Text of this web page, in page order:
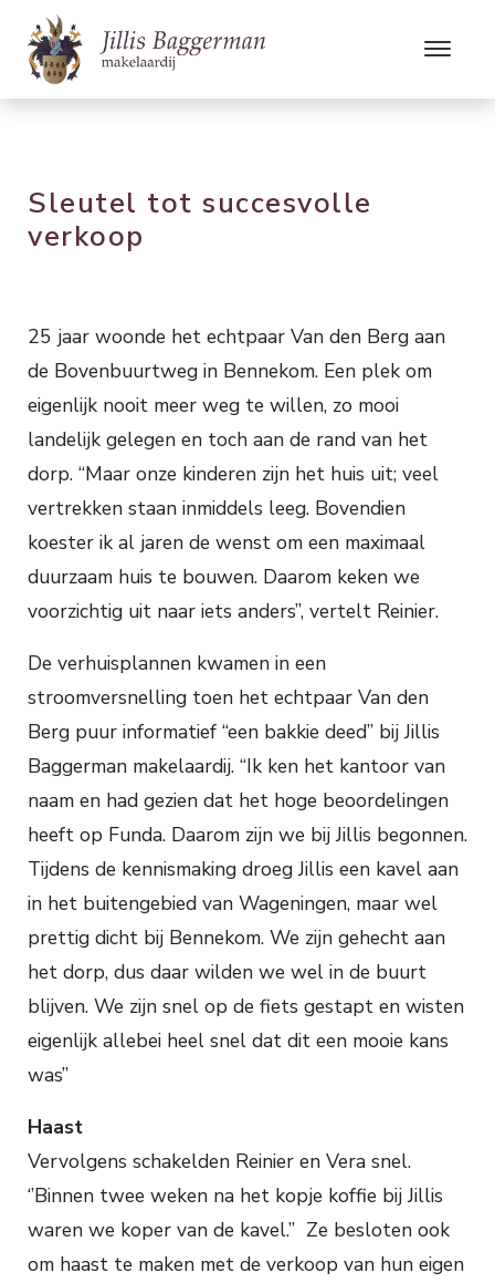
Sleutel tot succesvolle
verkoop
25 jaar woonde het echtpaar Van den Berg aan
de Bovenbuurtweg in Bennekom. Een plek om
eigenlijk nooit meer weg te willen, zo mooi
landelijk gelegen en toch aan de rand van het
dorp. “Maar onze kinderen zijn het huis uit; veel
vertrekken staan inmiddels leeg. Bovendien
koester ik al jaren de wenst om een maximaal
duurzaam huis te bouwen. Daarom keken we
voorzichtig uit naar iets anders”, vertelt Reinier.
De verhuisplannen kwamen in een
stroomversnelling toen het echtpaar Van den
Berg puur informatief “een bakkie deed” bij Jillis
Baggerman makelaardij. “Ik ken het kantoor van
naam en had gezien dat het hoge beoordelingen
heeft op Funda. Daarom zijn we bij Jillis begonnen.
Tijdens de kennismaking droeg Jillis een kavel aan
in het buitengebied van Wageningen, maar wel
prettig dicht bij Bennekom. We zijn gehecht aan
het dorp, dus daar wilden we wel in de buurt
blijven. We zijn snel op de fiets gestapt en wisten
eigenlijk allebei heel snel dat dit een mooie kans
was”
Haast
Vervolgens schakelden Reinier en Vera snel.
‘’Binnen twee weken na het kopje koffie bij Jillis
waren we koper van de kavel.” Ze besloten ook
om haast te maken met de verkoop van hun eigen